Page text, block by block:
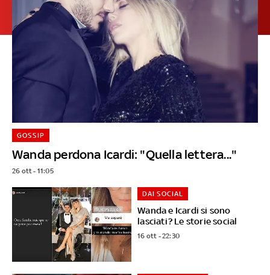
Wanda perdona Icardi: "Quella lettera..."
GOSSIP
26 ott - 11:05
Wanda e Icardi si sono
lasciati? Le storie social
DAI SOCIAL
16 ott - 22:30